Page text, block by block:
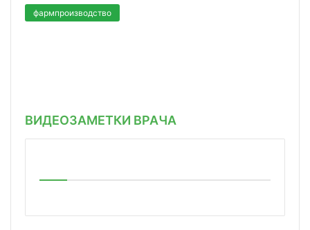
фармпроизводство
ВИДЕОЗАМЕТКИ ВРАЧА